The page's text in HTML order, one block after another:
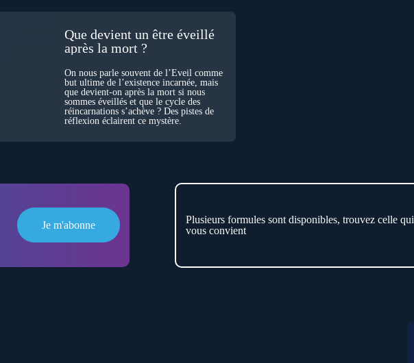
Que devient un être éveillé
après la mort ?
On nous parle souvent de l’Éveil comme
but ultime de l’existence incarnée, mais
que devient-on après la mort si nous
sommes éveillés et que le cycle des
réincarnations s’achève ? Des pistes de
réflexion éclairent ce mystère.
Je m'abonne
Plusieurs formules sont disponibles, trouvez celle qui
vous convient